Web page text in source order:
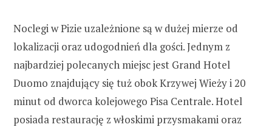
Noclegi w Pizie uzależnione są w dużej mierze od
lokalizacji oraz udogodnień dla gości. Jednym z
najbardziej polecanych miejsc jest Grand Hotel
Duomo znajdujący się tuż obok Krzywej Wieży i 20
minut od dworca kolejowego Pisa Centrale. Hotel
posiada restaurację z włoskimi przysmakami oraz